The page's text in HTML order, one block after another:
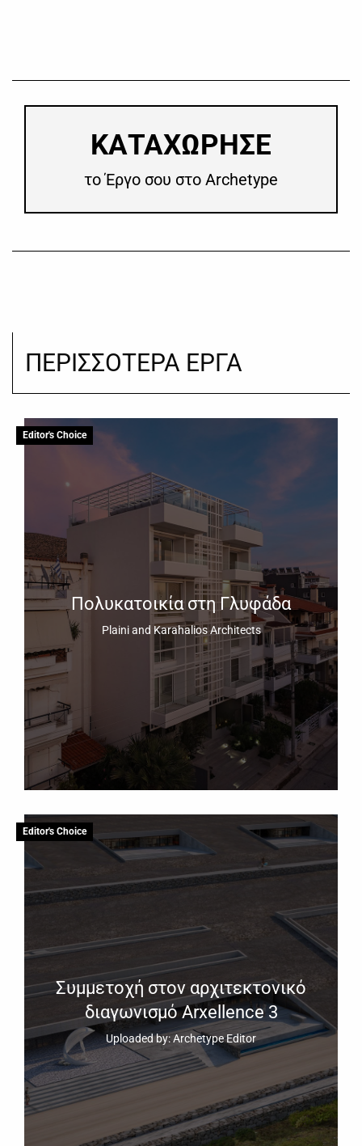
​ΚΑΤΑΧΩΡΗΣΕ
το Έργο σου στο Archetype
ΠΕΡΙΣΣΟΤΕΡΑ ΕΡΓΑ
Editor's Choice
Πολυκατοικία στη Γλυφάδα
Plaini and Karahalios Architects
Editor's Choice
Συμμετοχή στον αρχιτεκτονικό
διαγωνισμό Arxellence 3
Uploaded by: Archetype Editor